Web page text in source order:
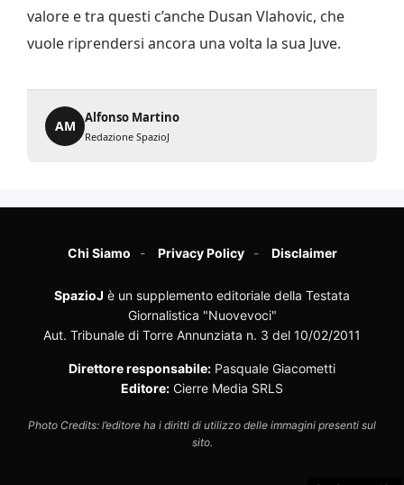
valore e tra questi c’anche Dusan Vlahovic, che
vuole riprendersi ancora una volta la sua Juve.
AM
Alfonso Martino
Redazione SpazioJ
Chi Siamo Privacy Policy Disclaimer
SpazioJ è un supplemento editoriale della Testata
Giornalistica "Nuovevoci"
Aut. Tribunale di Torre Annunziata n. 3 del 10/02/2011
Direttore responsabile: Pasquale Giacometti
Editore: Cierre Media SRLS
Photo Credits: l’editore ha i diritti di utilizzo delle immagini presenti sul
sito.